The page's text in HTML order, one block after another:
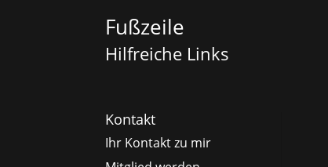
Fußzeile
Hilfreiche Links
Kontakt
Ihr Kontakt zu mir